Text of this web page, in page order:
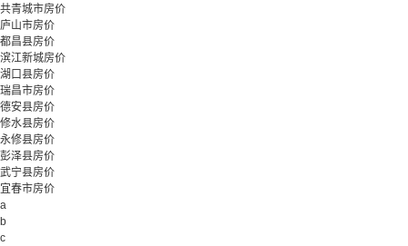
共青城市房价
庐山市房价
都昌县房价
滨江新城房价
湖口县房价
瑞昌市房价
德安县房价
修水县房价
永修县房价
彭泽县房价
武宁县房价
宜春市房价
a
b
c